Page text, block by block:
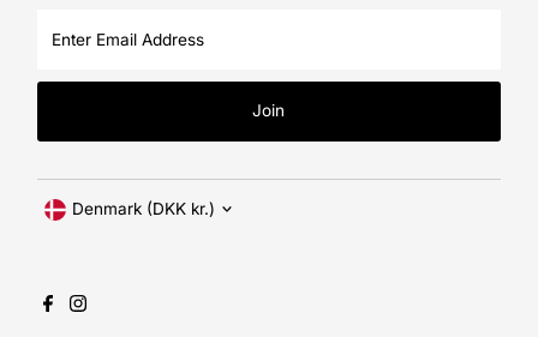
Email
Join
Currency
Denmark (DKK kr.)